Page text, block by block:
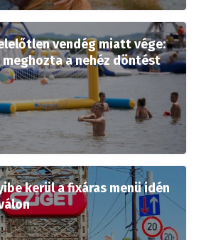
vendég miatt vége:
a nehéz döntést
kerül a fixáras menü idén